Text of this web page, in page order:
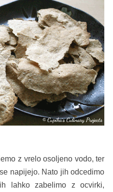
z vrelo osoljeno vodo, ter
napijejo. Nato jih odcedimo
lahko zabelimo z ocvirki,